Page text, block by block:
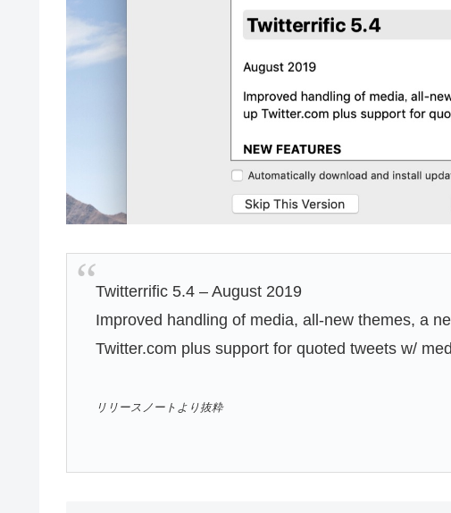
Twitterrific 5.4 – August 2019
Improved handling of media, all-new themes, a
Twitter.com plus support for quoted tweets w/
リリースノートより抜粋